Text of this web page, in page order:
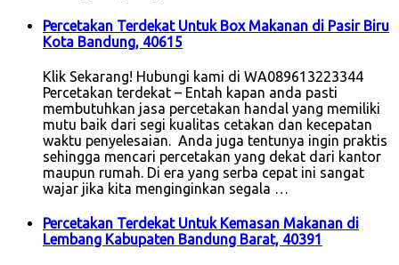
Percetakan Terdekat Untuk Box Makanan di Pasir Biru
Kota Bandung, 40615
Klik Sekarang! Hubungi kami di WA089613223344
Percetakan terdekat – Entah kapan anda pasti
membutuhkan jasa percetakan handal yang memiliki
mutu baik dari segi kualitas cetakan dan kecepatan
waktu penyelesaian. Anda juga tentunya ingin praktis
sehingga mencari percetakan yang dekat dari kantor
maupun rumah. Di era yang serba cepat ini sangat
wajar jika kita menginginkan segala …
Percetakan Terdekat Untuk Kemasan Makanan di
Lembang Kabupaten Bandung Barat, 40391